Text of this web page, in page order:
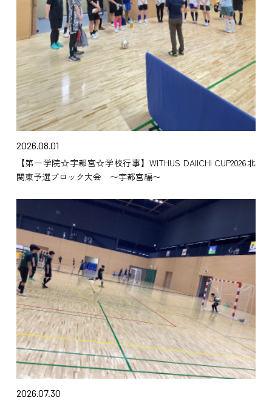
2026.08.01
【第一学院☆宇都宮☆学校行事】WITHUS DAIICHI CUP2026北
関東予選ブロック大会 〜宇都宮編〜
2026.07.30